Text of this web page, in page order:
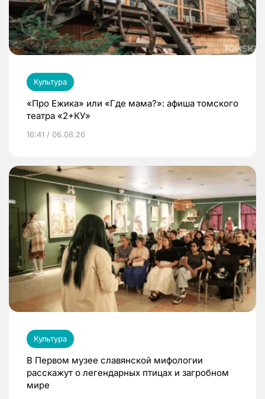
Культура
«Про Ежика» или «Где мама?»: афиша томского
театра «2+КУ»
16:41 / 06.08.26
Культура
В Первом музее славянской мифологии
расскажут о легендарных птицах и загробном
мире